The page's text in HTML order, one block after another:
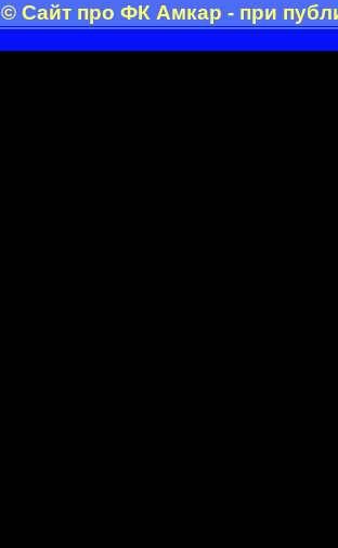
© Сайт про ФК Амкар - при